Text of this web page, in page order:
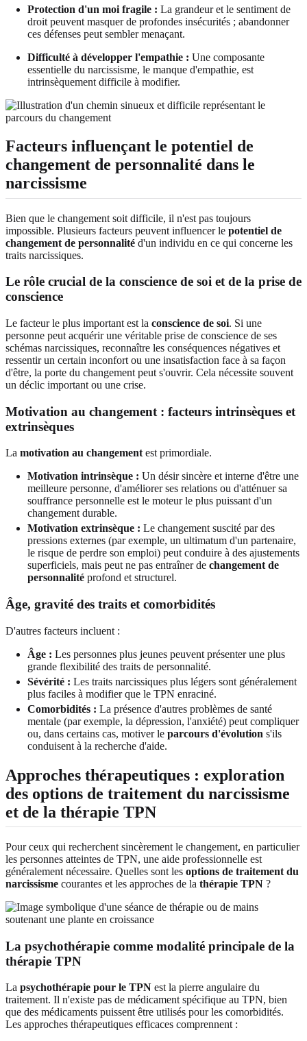
Protection d'un moi fragile : La grandeur et le sentiment de
droit peuvent masquer de profondes insécurités ; abandonner
ces défenses peut sembler menaçant.
Difficulté à développer l'empathie : Une composante
essentielle du narcissisme, le manque d'empathie, est
intrinsèquement difficile à modifier.
Facteurs influençant le potentiel de
changement de personnalité dans le
narcissisme
Bien que le changement soit difficile, il n'est pas toujours
impossible. Plusieurs facteurs peuvent influencer le potentiel de
changement de personnalité d'un individu en ce qui concerne les
traits narcissiques.
Le rôle crucial de la conscience de soi et de la prise de
conscience
Le facteur le plus important est la conscience de soi. Si une
personne peut acquérir une véritable prise de conscience de ses
schémas narcissiques, reconnaître les conséquences négatives et
ressentir un certain inconfort ou une insatisfaction face à sa façon
d'être, la porte du changement peut s'ouvrir. Cela nécessite souvent
un déclic important ou une crise.
Motivation au changement : facteurs intrinsèques et
extrinsèques
La motivation au changement est primordiale.
Motivation intrinsèque : Un désir sincère et interne d'être une
meilleure personne, d'améliorer ses relations ou d'atténuer sa
souffrance personnelle est le moteur le plus puissant d'un
changement durable.
Motivation extrinsèque : Le changement suscité par des
pressions externes (par exemple, un ultimatum d'un partenaire,
le risque de perdre son emploi) peut conduire à des ajustements
superficiels, mais peut ne pas entraîner de changement de
personnalité profond et structurel.
Âge, gravité des traits et comorbidités
D'autres facteurs incluent :
Âge : Les personnes plus jeunes peuvent présenter une plus
grande flexibilité des traits de personnalité.
Sévérité : Les traits narcissiques plus légers sont généralement
plus faciles à modifier que le TPN enraciné.
Comorbidités : La présence d'autres problèmes de santé
mentale (par exemple, la dépression, l'anxiété) peut compliquer
ou, dans certains cas, motiver le parcours d'évolution s'ils
conduisent à la recherche d'aide.
Approches thérapeutiques : exploration
des options de traitement du narcissisme
et de la thérapie TPN
Pour ceux qui recherchent sincèrement le changement, en particulier
les personnes atteintes de TPN, une aide professionnelle est
généralement nécessaire. Quelles sont les options de traitement du
narcissisme courantes et les approches de la thérapie TPN ?
La psychothérapie comme modalité principale de la
thérapie TPN
La psychothérapie pour le TPN est la pierre angulaire du
traitement. Il n'existe pas de médicament spécifique au TPN, bien
que des médicaments puissent être utilisés pour les comorbidités.
Les approches thérapeutiques efficaces comprennent :